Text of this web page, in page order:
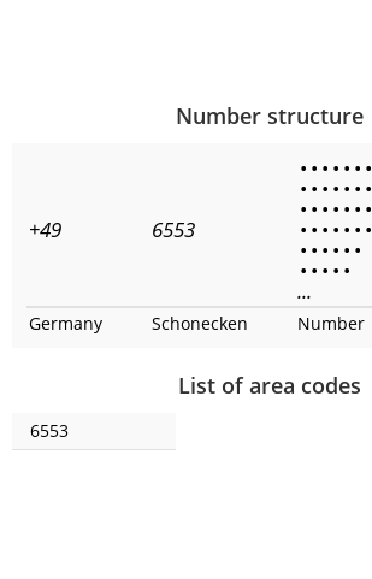
Number structure
+49 6553
• • • • • • •
• • • • • • •
• • • • • • •
• • • • • • •
• • • • • •
• • • • •
...
Germany Schonecken Number
List of area codes
6553